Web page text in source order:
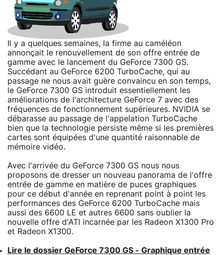
Il y a quelques semaines, la firme au caméléon
annonçait le renouvellement de son offre entrée de
gamme avec le lancement du GeForce 7300 GS.
Succédant au GeForce 6200 TurboCache, qui au
passage ne nous avait guère convaincu en son temps,
le GeForce 7300 GS introduit essentiellement les
améliorations de l'architecture GeForce 7 avec des
fréquences de fonctionnement supérieures. NVIDIA se
débarasse au passage de l'appelation TurboCache
bien que la technologie persiste même si les premières
cartes sont équipées d'une quantité raisonnable de
mémoire vidéo.
Avec l'arrivée du GeForce 7300 GS nous nous
proposons de dresser un nouveau panorama de l'offre
entrée de gamme en matière de puces graphiques
pour ce début d'année en reprenant point à point les
performances des GeForce 6200 TurboCache mais
aussi des 6600 LE et autres 6600 sans oublier la
nouvelle offre d'ATI incarnée par les Radeon X1300 Pro
et Radeon X1300.
Lire le dossier GeForce 7300 GS - Graphique entrée